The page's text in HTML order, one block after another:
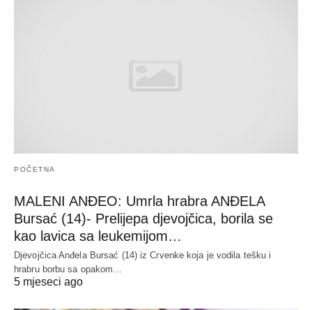
POČETNA
MALENI ANĐEO: Umrla hrabra ANĐELA
Bursać (14)- Prelijepa djevojčica, borila se
kao lavica sa leukemijom…
Djevojčica Anđela Bursać (14) iz Crvenke koja je vodila tešku i
hrabru borbu sa opakom…
5 mjeseci ago